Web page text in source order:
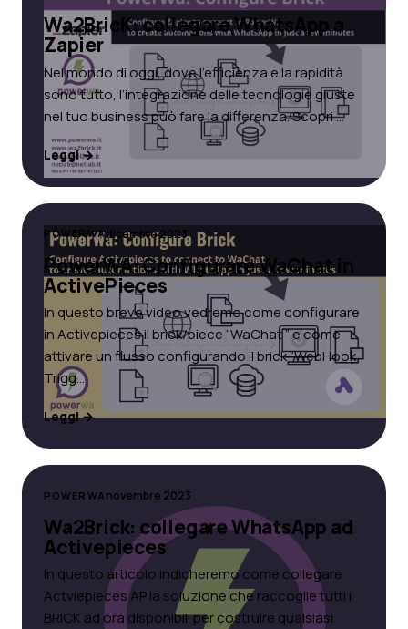
Wa2BricK: collegare WhatsApp a
Zapier
Nel mondo di oggi, dove l’efficienza e la rapidità
sono tutto, l’integrazione delle tecnologie giuste
nel tuo business può fare la differenza. Scopri …
Leggi →
POWERWAdicembre 2023
PowerWA: Configurare WaChat in
ActivePieces
In questo breve video vedremo come configurare
in Activepieces il brick/piece “WaChat ” e come
attivare un flusso configurando il brick “WebHook
Trigg…
Leggi →
POWERWA novembre 2023
Wa2Brick: collegare WhatsApp ad
Activepieces
In questo articolo indicheremo come collegare
Actviepieces AP la soluzione che raccoglie tutti i
BRICK ad ora disponibili per costruire qualsiasi